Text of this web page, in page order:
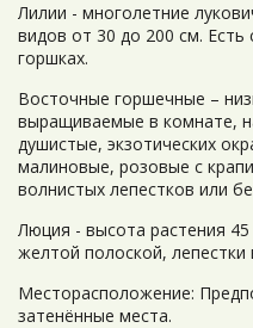
Лилии - многолетние
видов от 30 до 200 см.
горшках.
Восточные горшечные –
выращиваемые в комнате,
душистые, экзотических
малиновые, розовые с
волнистых лепестков или
Люция - высота растения
желтой полоской, лепестки
Месторасположение:
затенённые места.